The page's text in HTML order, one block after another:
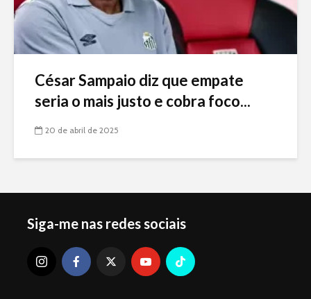
César Sampaio diz que empate
seria o mais justo e cobra foco...
20 de abril de 2025
Siga-me nas redes sociais